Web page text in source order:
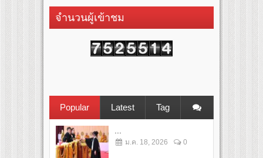
จำนวนผู้เข้าชม
Popular Latest Tag
ม.ค. 18, 2026 0